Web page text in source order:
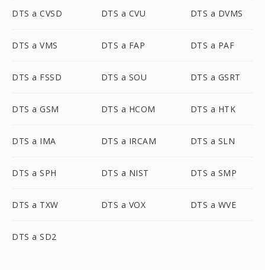
DTS a CVSD DTS a CVU DTS a DVMS
DTS a VMS DTS a FAP DTS a PAF
DTS a FSSD DTS a SOU DTS a GSRT
DTS a GSM DTS a HCOM DTS a HTK
DTS a IMA DTS a IRCAM DTS a SLN
DTS a SPH DTS a NIST DTS a SMP
DTS a TXW DTS a VOX DTS a WVE
DTS a SD2